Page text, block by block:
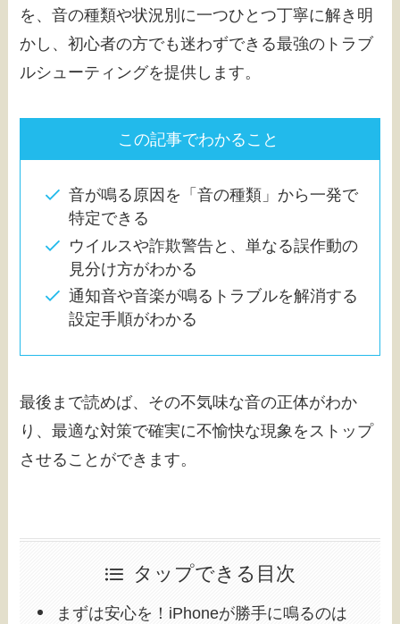
を、音の種類や状況別に一つひとつ丁寧に解き明
かし、初心者の方でも迷わずできる最強のトラブ
ルシューティングを提供します。
この記事でわかること
音が鳴る原因を「音の種類」から一発で
特定できる
ウイルスや詐欺警告と、単なる誤作動の
見分け方がわかる
通知音や音楽が鳴るトラブルを解消する
設定手順がわかる
最後まで読めば、その不気味な音の正体がわか
り、最適な対策で確実に不愉快な現象をストップ
させることができます。
タップできる目次
まずは安心を！iPhoneが勝手に鳴るのは